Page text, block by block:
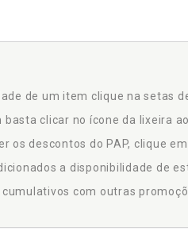
de um item clique na setas
clicar no ícone da lixeira
os descontos do PAP, clique
a disponibilidade de
com outras